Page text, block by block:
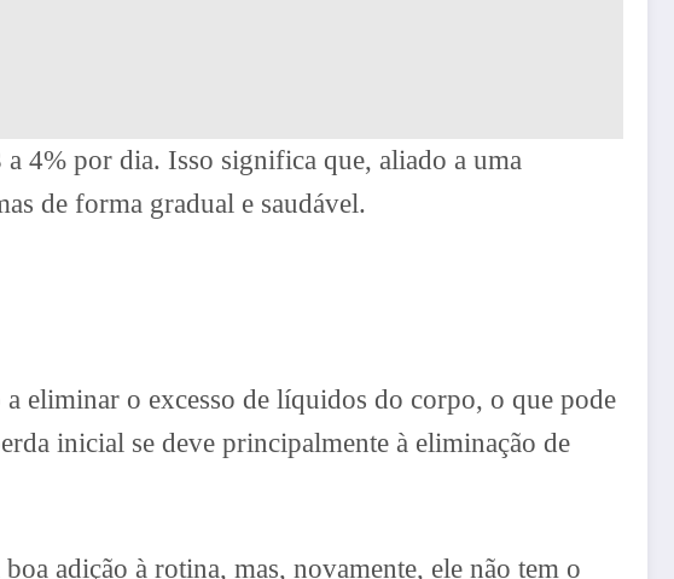
4% por dia. Isso significa que, aliado a uma
de forma gradual e saudável.
eliminar o excesso de líquidos do corpo, o que pode
inicial se deve principalmente à eliminação de
adição à rotina, mas, novamente, ele não tem o